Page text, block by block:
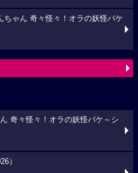
ゃん 奇々怪々！オラの妖怪バケ
奇々怪々！オラの妖怪バケ～シ
）